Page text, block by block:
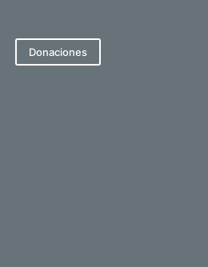
Donaciones